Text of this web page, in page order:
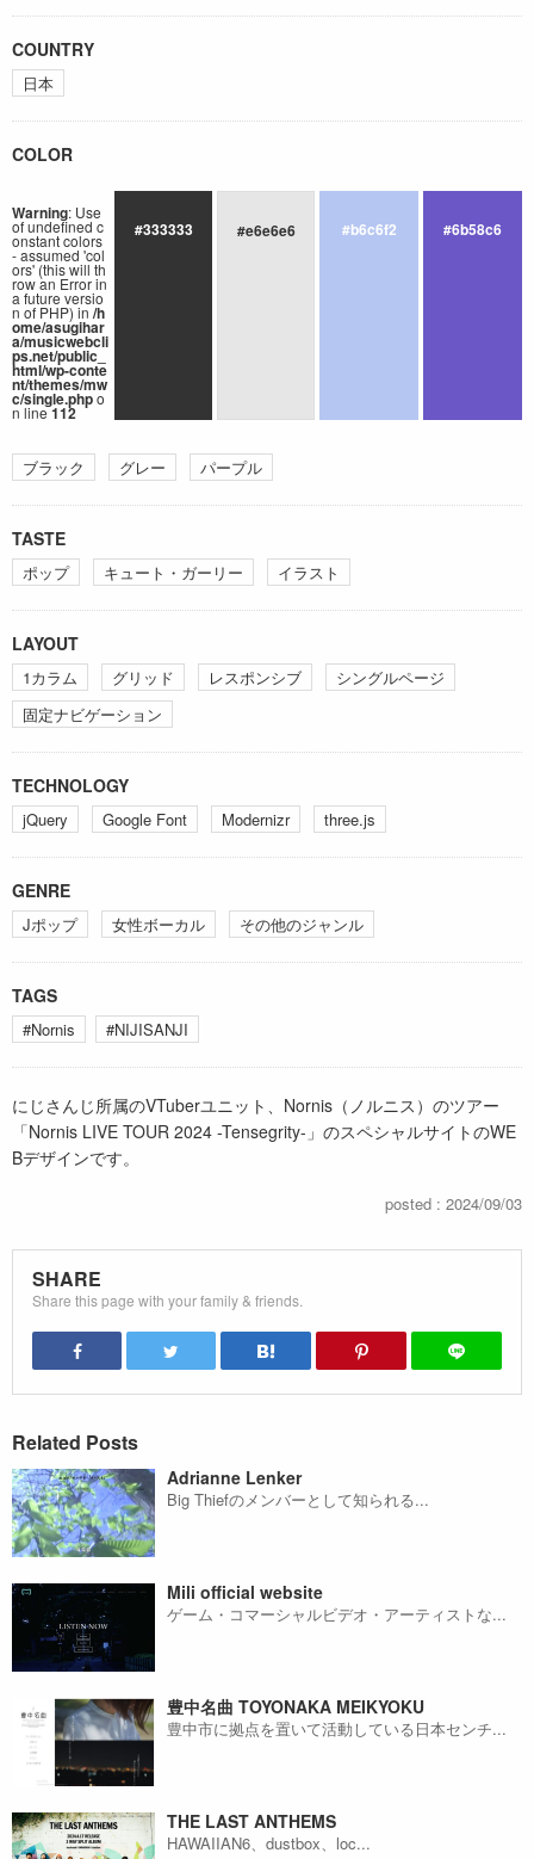
COUNTRY
日本
COLOR
Warning: Use
of undefined c
onstant colors
- assumed 'col
ors' (this will th
row an Error in
a future versio
n of PHP) in /h
ome/asugihar
a/musicwebcli
ps.net/public_
html/wp-conte
nt/themes/mw
c/single.phpo
n line112
#333333 #e6e6e6 #b6c6f2 #6b58c6
ブラック グレー パープル
TASTE
ポップ キュート・ガーリー イラスト
LAYOUT
1カラム グリッド レスポンシブ
シングルページ
固定ナビゲーション
TECHNOLOGY
jQuery Google Font Modernizr three.js
GENRE
Jポップ 女性ボーカル その他のジャンル
TAGS
#Nornis #NIJISANJI
にじさんじ所属のVTuberユニット、Nornis（ノルニス）のツアー
「Nornis LIVE TOUR 2024 -Tensegrity-」のスペシャルサイトのWE
Bデザインです。
posted : 2024/09/03
SHARE
Share this page with your family & friends.
Related Posts
Adrianne Lenker
Big Thiefのメンバーとして知られる...
Mili official website
ゲーム・コマーシャルビデオ・アーティストな...
豊中名曲 TOYONAKA MEIKYOKU
豊中市に拠点を置いて活動している日本センチ...
THE LAST ANTHEMS
HAWAIIAN6、dustbox、loc...